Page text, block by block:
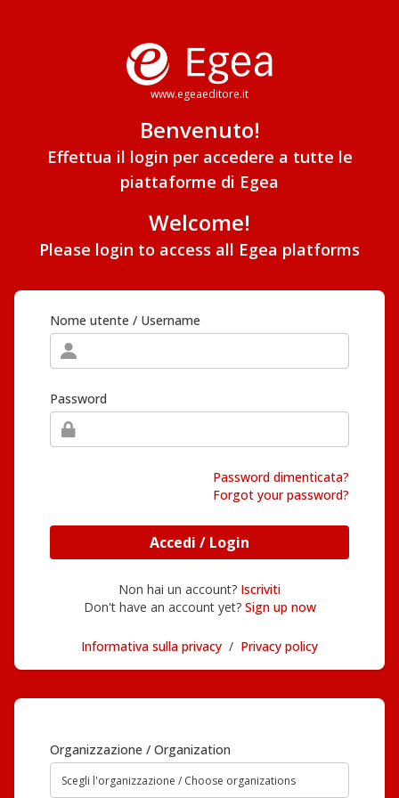
www.egeaeditore.it
Benvenuto!
Effettua il login per accedere a tutte le
piattaforme di Egea
Welcome!
Please login to access all Egea platforms
Nome utente / Username
Password
Password dimenticata?
Forgot your password?
Accedi / Login
Non hai un account? Iscriviti
Don't have an account yet? Sign up now
Informativa sulla privacy / Privacy policy
Organizzazione / Organization